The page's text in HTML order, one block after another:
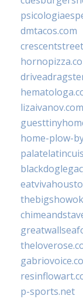
dmtacos.com
lizaivanov.com
home-plow-
p-sports.net